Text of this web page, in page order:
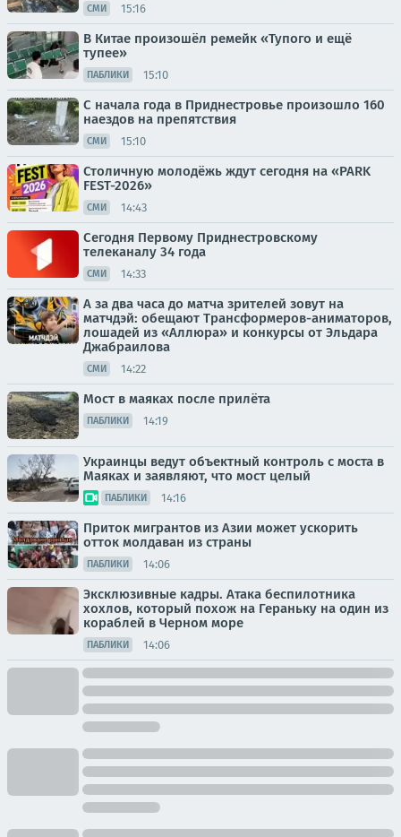
СМИ 15:16
В Китае произошёл ремейк «Тупого и ещё
тупее»
ПАБЛИКИ 15:10
С начала года в Приднестровье произошло 160
наездов на препятствия
СМИ 15:10
Столичную молодёжь ждут сегодня на «PARK
FEST-2026»
СМИ 14:43
Сегодня Первому Приднестровскому
телеканалу 34 года
СМИ 14:33
А за два часа до матча зрителей зовут на
матчдэй: обещают Трансформеров-аниматоров,
лошадей из «Аллюра» и конкурсы от Эльдара
Джабраилова
СМИ 14:22
Мост в маяках после прилёта
ПАБЛИКИ 14:19
Украинцы ведут объектный контроль с моста в
Маяках и заявляют, что мост целый
ПАБЛИКИ 14:16
Приток мигрантов из Азии может ускорить
отток молдаван из страны
ПАБЛИКИ 14:06
Эксклюзивные кадры. Атака беспилотника
хохлов, который похож на Гераньку на один из
кораблей в Черном море
ПАБЛИКИ 14:06